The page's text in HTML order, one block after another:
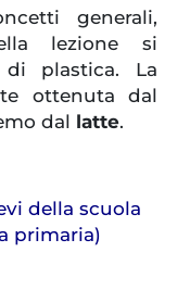
generali,
lezione si
plastica. La
ottenuta dal
dal latte.
della scuola
primaria)